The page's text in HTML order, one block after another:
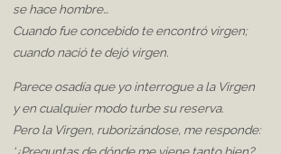
se hace hombre…
Cuando fue concebido te encontró virgen;
cuando nació te dejó virgen.
Parece osadía que yo interrogue a la Virgen
y en cualquier modo turbe su reserva.
Pero la Virgen, ruborizándose, me responde:
‘¿Preguntas de dónde me viene tanto bien?…